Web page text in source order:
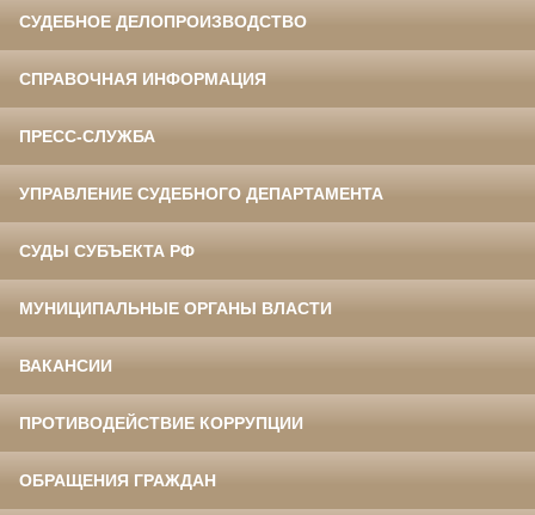
СУДЕБНОЕ ДЕЛОПРОИЗВОДСТВО
СПРАВОЧНАЯ ИНФОРМАЦИЯ
ПРЕСС-СЛУЖБА
УПРАВЛЕНИЕ СУДЕБНОГО ДЕПАРТАМЕНТА
СУДЫ СУБЪЕКТА РФ
МУНИЦИПАЛЬНЫЕ ОРГАНЫ ВЛАСТИ
ВАКАНСИИ
ПРОТИВОДЕЙСТВИЕ КОРРУПЦИИ
ОБРАЩЕНИЯ ГРАЖДАН